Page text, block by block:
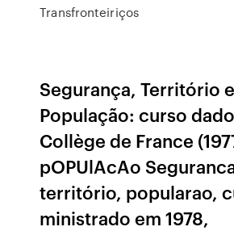
Transfronteiriços
Segurança, Território e
População: curso
Collège de France
pOPUlAcAo
território, popularao,
ministrado em 1978,